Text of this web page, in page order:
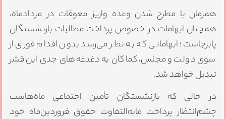
همزمان با مطرح شدن وعده واریز معوقات در مردادماه،
همچنان ابهامات در خصوص پرداخت مطالبات بازنشستگان
پابرجاست؛ ابهاماتی که به نظر می‌رسد بدون اقدام فوری از
سوی دولت و مجلس، کماکان به دغدغه‌های جدی این قشر
تبدیل خواهد شد.
در حالی که بازنشستگان تأمین اجتماعی ماه‌هاست
چشم‌انتظار پرداخت مابه‌التفاوت حقوق فروردین‌ماه خود